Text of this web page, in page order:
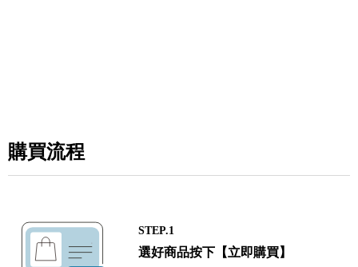
購買流程
STEP.1
選好商品按下【立即購買】